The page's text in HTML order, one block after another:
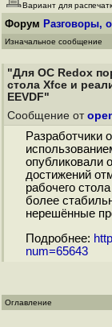
Вариант для
Форум Разговоры,
Изначальное сообщение
"Для ОС Redox
стола Xfce и
EEVDF"
Сообщение от
Разработчики
опубликовали
достижений
рабочего
более
нерешённые
Подробнее:
num=65643
Оглавление